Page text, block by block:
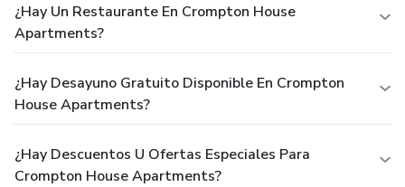
¿Hay Un Restaurante En Crompton House
Apartments?
¿Hay Desayuno Gratuito Disponible En Crompton
House Apartments?
¿Hay Descuentos U Ofertas Especiales Para
Crompton House Apartments?